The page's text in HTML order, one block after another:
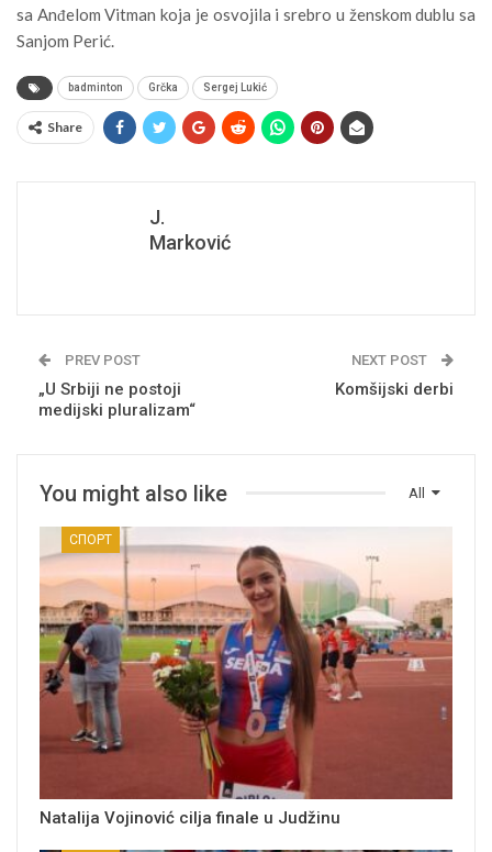
sa Anđelom Vitman koja je osvojila i srebro u ženskom dublu sa
Sanjom Perić.
badminton Grčka Sergej Lukić
Share
J.
Marković
PREV POST
„U Srbiji ne postoji
medijski pluralizam“
NEXT POST
Komšijski derbi
All
You might also like
СПОРТ
Natalija Vojinović cilja finale u Judžinu